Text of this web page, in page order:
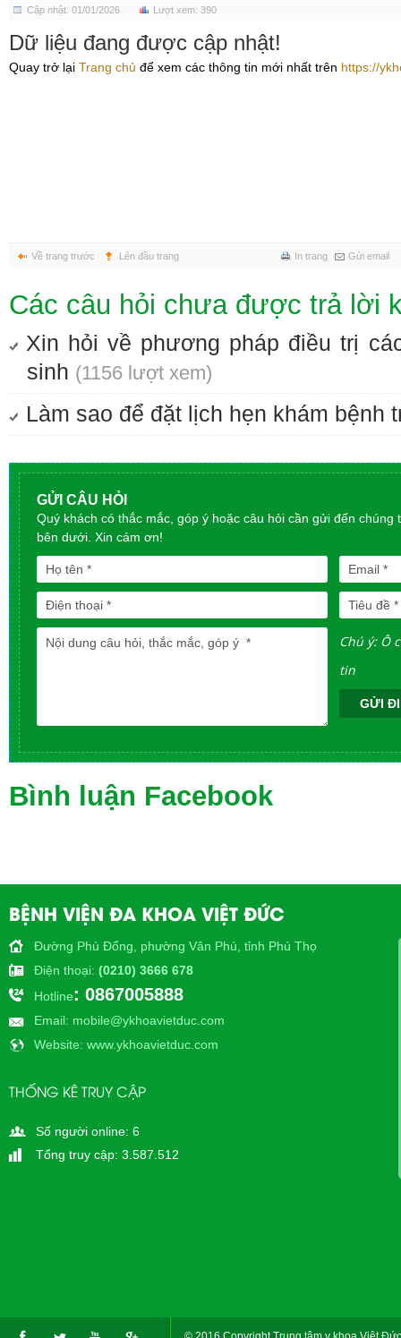
Cập nhật: 01/01/2026 Lượt xem: 390
Dữ liệu đang được cập nhật!
Quay trở lại Trang chủ để xem các thông tin mới nhất trên https://
Về trang trước Lên đầu trang Gửi email
In trang
Các câu hỏi chưa được trả lời
Xin hỏi về phương pháp điều trị
sinh (1156 lượt xem)
Làm sao để đặt lịch hẹn khám bệnh
GỬI CÂU HỎI
Quý khách có thắc mắc, góp ý hoặc câu hỏi cần gửi đến chúng
bên dưới. Xin cám ơn!
Chú ý: Ô
tin
GỬI ĐI
Bình luận Facebook
BỆNH VIỆN ĐA KHOA VIỆT ĐỨC
Đường Phù Đổng, phường Vân Phú, tỉnh Phú Thọ
Điện thoại: (0210) 3666 678
Hotline: 0867005888
Email: mobile@ykhoavietduc.com
Website: www.ykhoavietduc.com
THỐNG KÊ TRUY CẬP
Số người online: 6
Tổng truy cập: 3.587.512